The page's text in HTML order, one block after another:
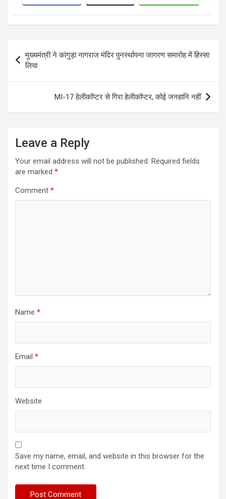
navigation
मुख्यमंत्री ने कांगुड़ा नागराज मंदिर पुनर्स्थापना जागरण समारोह में हिस्सा
लिया
MI-17 हेलीकॉप्टर से गिरा हेलीकॉप्टर, कोई जनहानि नहीं
Leave a Reply
Your email address will not be published. Required fields
are marked *
Comment *
Name *
Email *
Website
Save my name, email, and website in this browser for the
next time I comment.